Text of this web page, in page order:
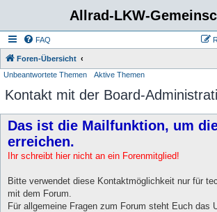
Allrad-LKW-
FAQ
Foren-Übersicht
Unbeantwortete Themen Aktive Themen
Kontakt mit der Board-
Das ist die Mailfunktion, um
erreichen.
Ihr schreibt hier nicht an ein Forenmitglied!
Bitte verwendet diese Kontaktmöglichkeit nur für
mit dem Forum.
Für allgemeine Fragen zum Forum steht Euch das